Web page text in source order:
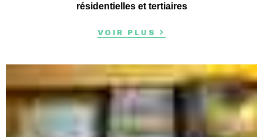
résidentielles et tertiaires
VOIR PLUS